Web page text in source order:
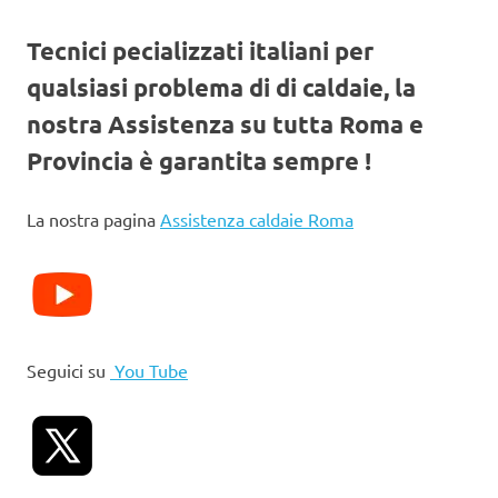
Tecnici pecializzati italiani per
qualsiasi problema di di caldaie, la
nostra Assistenza su tutta Roma e
Provincia è garantita sempre !
La nostra pagina Assistenza caldaie Roma
Seguici su You Tube